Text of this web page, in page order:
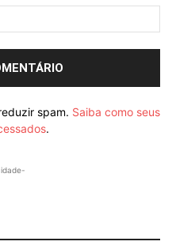
spam. Saiba como seus
.